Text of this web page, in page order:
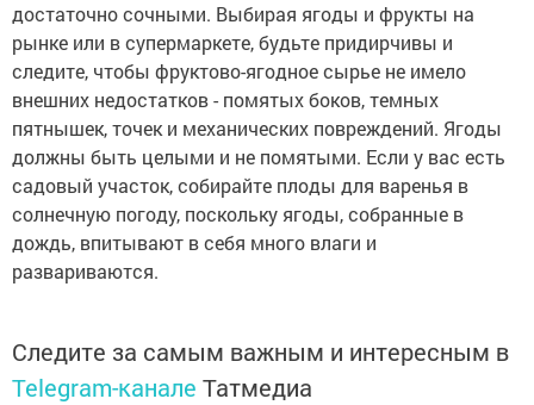
достаточно сочными. Выбирая ягоды и фрукты на
рынке или в супермаркете, будьте придирчивы и
следите, чтобы фруктово-ягодное сырье не имело
внешних недостатков - помятых боков, темных
пятнышек, точек и механических повреждений. Ягоды
должны быть целыми и не помятыми. Если у вас есть
садовый участок, собирайте плоды для варенья в
солнечную погоду, поскольку ягоды, собранные в
дождь, впитывают в себя много влаги и
развариваются.
Следите за самым важным и интересным в
Telegram-канале Татмедиа